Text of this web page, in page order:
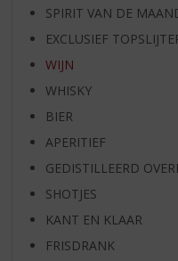
SPIRIT VAN DE
EXCLUSIEF
WIJN
WHISKY
BIER
APERITIEF
GEDISTILLEERD
SHOTJES
KANT EN KLAAR
FRISDRANK